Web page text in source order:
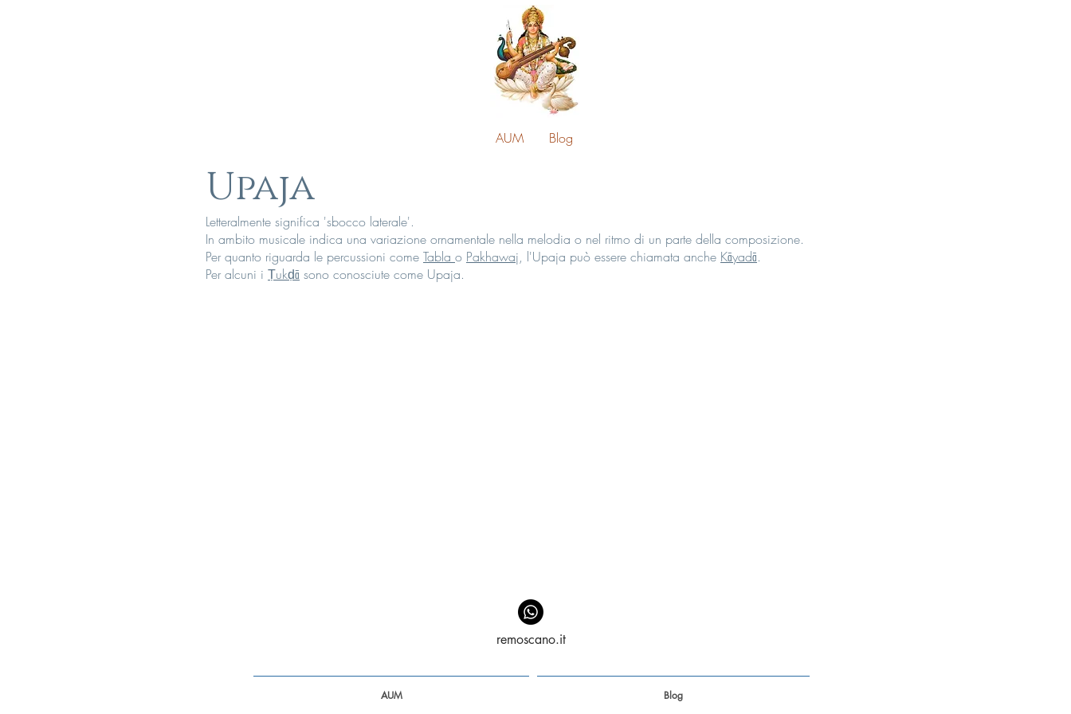
AUM Blog
Upaja
Letteralmente significa 'sbocco laterale'.
In ambito musicale indica una variazione ornamentale nella melodia o nel ritmo di un parte della composizione.
Per quanto riguarda le percussioni come Tabla o Pakhawaj, l'Upaja può essere chiamata anche Kāyadā.
Per alcuni i Ṭukḍā sono conosciute come Upaja.
remoscano.it
AUM Blog